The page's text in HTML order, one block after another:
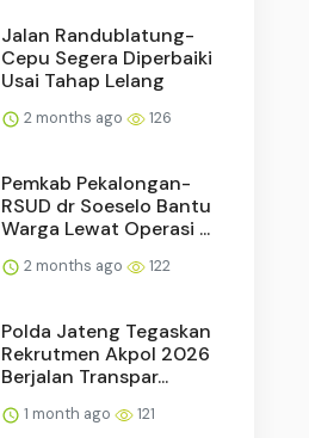
Jalan Randublatung-
Cepu Segera Diperbaiki
Usai Tahap Lelang
2 months ago 126
Pemkab Pekalongan-
RSUD dr Soeselo Bantu
Warga Lewat Operasi ...
2 months ago 122
Polda Jateng Tegaskan
Rekrutmen Akpol 2026
Berjalan Transpar...
1 month ago 121